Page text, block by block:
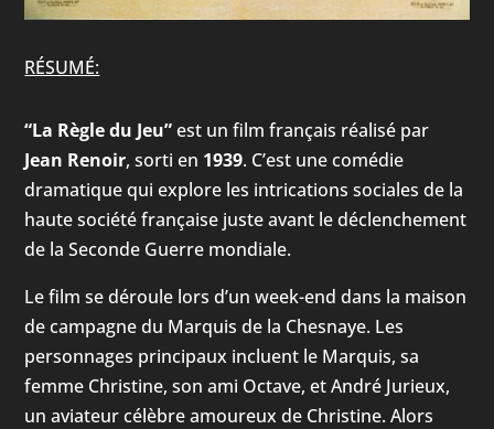
RÉSUMÉ:
“La Règle du Jeu”est un film français réalisé par
Jean Renoir, sorti en 1939. C’est une comédie
dramatique qui explore les intrications sociales de la
haute société française juste avant le déclenchement
de la Seconde Guerre mondiale.
Le film se déroule lors d’un week-end dans la maison
de campagne du Marquis de la Chesnaye. Les
personnages principaux incluent le Marquis, sa
femme Christine, son ami Octave, et André Jurieux,
un aviateur célèbre amoureux de Christine. Alors